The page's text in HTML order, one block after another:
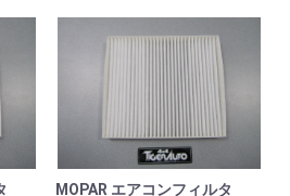
MOPAR エアコンフィルタ